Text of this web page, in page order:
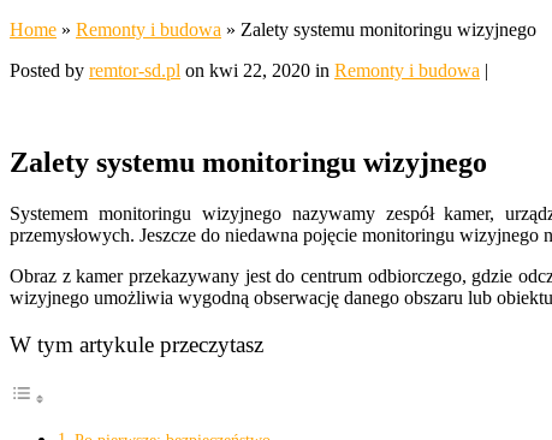
Home » Remonty i budowa » Zalety systemu monitoringu wizyjnego
Posted by remtor-sd.pl on kwi 22, 2020 in Remonty i budowa |
Zalety systemu monitoringu wizyjnego
Systemem monitoringu wizyjnego nazywamy zespół kamer,
przemysłowych. Jeszcze do niedawna pojęcie monitoringu
Obraz z kamer przekazywany jest do centrum odbiorczego, gdzie
wizyjnego umożliwia wygodną obserwację danego obszaru lub
W tym artykule przeczytasz